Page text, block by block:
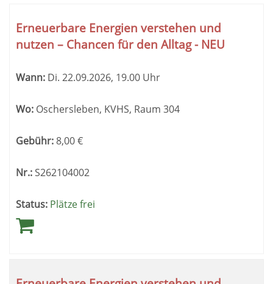
Erneuerbare Energien verstehen und
nutzen – Chancen für den Alltag - NEU
Wann: Di. 22.09.2026, 19.00 Uhr
Wo: Oschersleben, KVHS, Raum 304
Gebühr:8,00€
Nr.:S262104002
Status: Plätze frei